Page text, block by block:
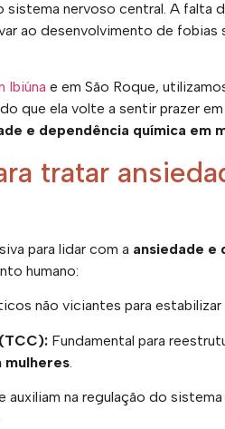
nervoso central. A falta
ao desenvolvimento de
Ibiúna e em São Roque,
que ela volte a sentir prazer
e dependência química em
tratar
para lidar com a ansiedade e
humano:
não viciantes para
Fundamental para
mulheres
auxiliam na regulação do